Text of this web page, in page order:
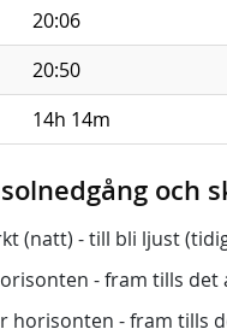
20:06
20:50
14h 14m
och
(natt) - till bli ljust
- fram tills det
horisonten - fram tills